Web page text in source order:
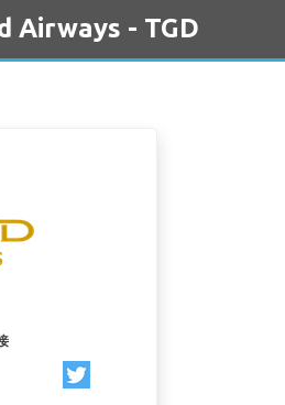
Airways - TGD